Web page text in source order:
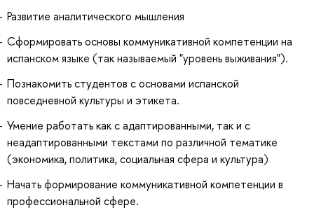
Развитие аналитического мышления
Сформировать основы коммуникативной компетенции на
испанском языке (так называемый "уровень выживания").
Познакомить студентов с основами испанской
повседневной культуры и этикета.
Умение работать как с адаптированными, так и с
неадаптированными текстами по различной тематике
(экономика, политика, социальная сфера и культура)
Начать формирование коммуникативной компетенции в
профессиональной сфере.